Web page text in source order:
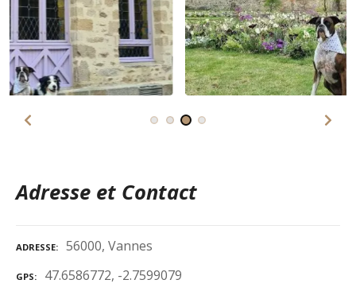
Adresse et Contact
ADRESSE 56000, Vannes
GPS 47.6586772, -2.7599079